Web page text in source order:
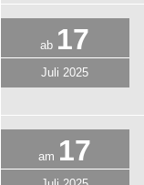
ab 17
Juli 2025
am 17